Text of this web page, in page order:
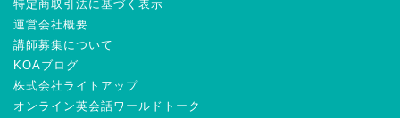
特定商取引法に基づく表示
運営会社概要
講師募集について
KOAブログ
株式会社ライトアップ
オンライン英会話ワールドトーク